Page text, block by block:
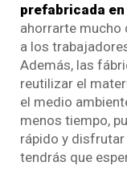
prefabricada
ahorrarte mucho
a los
Además, las
reutilizar el
el medio
menos tiempo,
rápido y disfrutar
tendrás que